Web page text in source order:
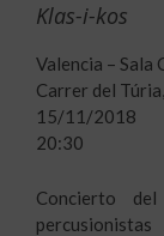
Klas-i-kos
Valencia – Sala
Carrer del
15/11/2018
20:30
Concierto
percusionistas